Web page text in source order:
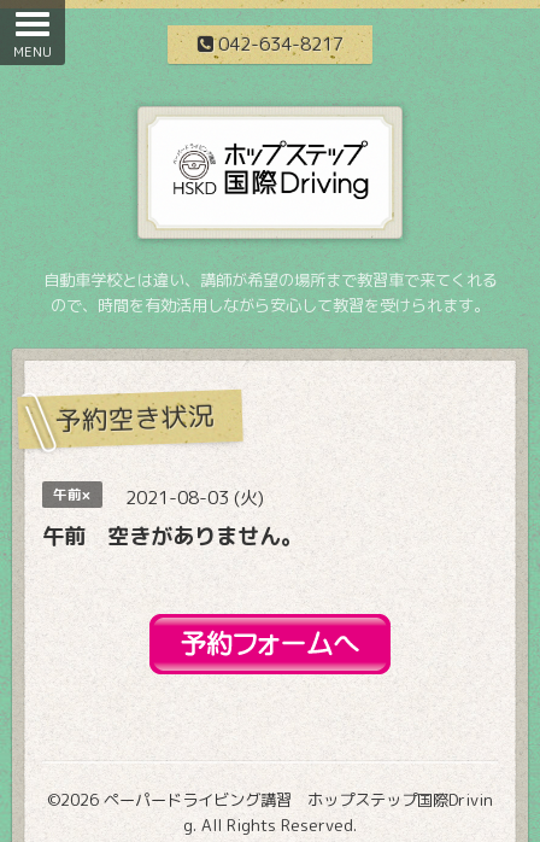
042-634-8217
自動車学校とは違い、講師が希望の場所まで教習車で来てくれる
ので、時間を有効活用しながら安心して教習を受けられます。
予約空き状況
午前× 2021-08-03 (火)
午前 空きがありません。
©2026 ペーパードライビング講習 ホップステップ国際Drivin
g. All Rights Reserved.